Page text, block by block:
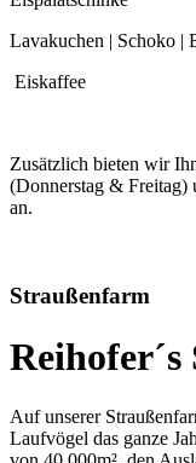
Lavakuchen | Schoko |
Eiskaffee
Zusätzlich bieten wir
(Donnerstag & Freitag)
an.
Straußenfarm
Auf unserer
Laufvögel das ganze